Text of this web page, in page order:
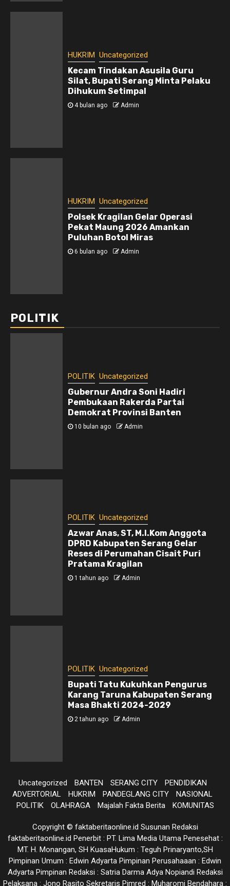
HUKRIM Uncategorized
Kecam Tindakan Asusila Guru
Silat, Bupati Serang Minta Pelaku
Dihukum Setimpal
4 bulan ago Admin
HUKRIM Uncategorized
Polsek Kragilan Gelar Operasi
Pekat Maung 2026 Amankan
Puluhan Botol Miras
6 bulan ago Admin
POLITIK
POLITIK Uncategorized
Gubernur Andra Soni Hadiri
Pembukaan Rakerda Partai
Demokrat Provinsi Banten
10 bulan ago Admin
POLITIK Uncategorized
Azwar Anas, ST, M.I.Kom Anggota
DPRD Kabupaten Serang Gelar
Reses di Perumahan Cisait Puri
Pratama Kragilan
1 tahun ago Admin
POLITIK Uncategorized
Bupati Tatu Kukuhkan Pengurus
Karang Taruna Kabupaten Serang
Masa Bhakti 2024-2029
2 tahun ago Admin
Uncategorized BANTEN SERANG CITY
PENDIDIKAN
ADVERTORIAL
HUKRIM PANDEGLANG CITY
NASIONAL
POLITIK
OLAHRAGA Majalah Fakta Berita KOMUNITAS
Copyright © faktaberitaonline.id Susunan Redaksi
faktaberitaonline.id Penerbit : PT. Lima Media Utama Penesehat :
MT. H. Monangan, SH KuasaHukum : Teguh Prinaryanto,SH
Pimpinan Umum : Edwin Adyarta Pimpinan Perusahaaan : Edwin
Adyarta Pimpinan Redaksi : Satria Darma Adya Nopiandi Redaksi
Pelaksana : Jono Rasito Sekretaris Pimred : Muharomi Bendahara :